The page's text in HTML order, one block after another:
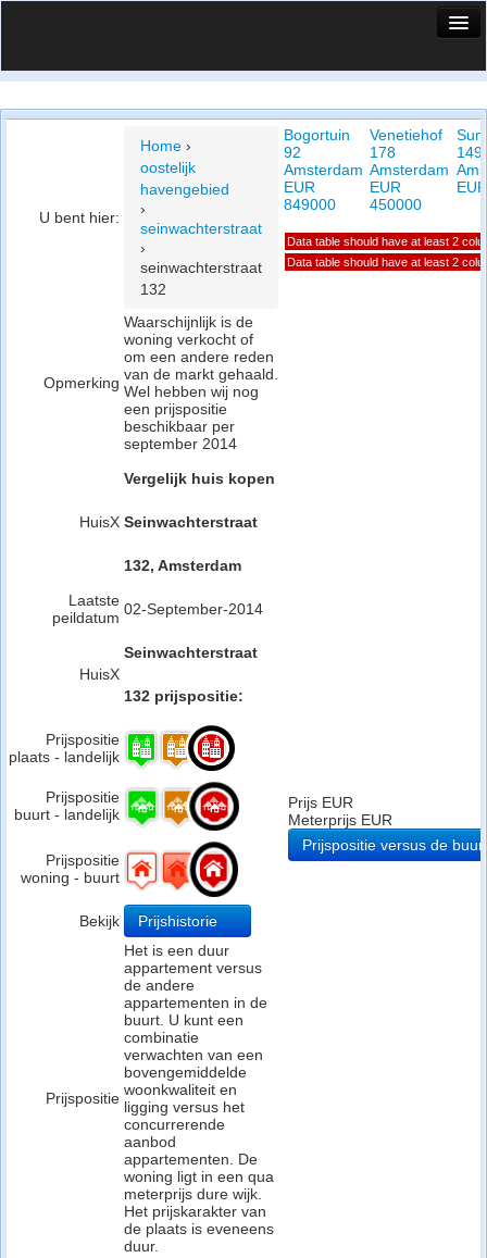
Vergelijk prijsposities - wijk
InfoU bent hier:
Home ›
oostelijk
havengebied
›
seinwachterstraat
›
seinwachterstraat
132
Opmerking
Waarschijnlijk is de
woning verkocht of
om een andere reden
van de markt gehaald.
Wel hebben wij nog
een prijspositie
beschikbaar per
september 2014
HuisX
Vergelijk huis kopen
Seinwachterstraat
132, Amsterdam
Laatste
peildatum 02-September-2014
HuisX
Seinwachterstraat
132 prijspositie:
Prijspositie
plaats - landelijk
Prijspositie
buurt - landelijk
Prijspositie
woning - buurt
Bekijk Prijshistorie
Prijspositie
Het is een duur
appartement versus
de andere
appartementen in de
buurt. U kunt een
combinatie
verwachten van een
bovengemiddelde
woonkwaliteit en
ligging versus het
concurrerende
aanbod
appartementen. De
woning ligt in een qua
meterprijs dure wijk.
Het prijskarakter van
de plaats is eveneens
duur.
Bogortuin
92
Amsterdam
EUR
849000
Venetiehof
178
Amsterdam
EUR
450000
Data table should have at least 2
Data table should have at least 2
Prijs EUR
Meterprijs EUR
Prijspositie versus de buurt